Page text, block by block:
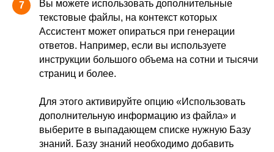
7
Вы можете использовать дополнительные
текстовые файлы, на контекст которых
Ассистент может опираться при генерации
ответов. Например, если вы используете
инструкции большого объема на сотни и тысячи
страниц и более.
Для этого активируйте опцию «Использовать
дополнительную информацию из файла» и
выберите в выпадающем списке нужную Базу
знаний. Базу знаний необходимо добавить